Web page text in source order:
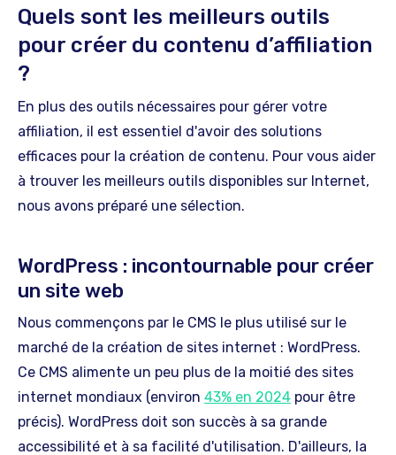
Quels sont les meilleurs outils
pour créer du contenu d’affiliation
?
En plus des outils nécessaires pour gérer votre
affiliation, il est essentiel d'avoir des solutions
efficaces pour la création de contenu. Pour vous aider
à trouver les meilleurs outils disponibles sur Internet,
nous avons préparé une sélection.
WordPress : incontournable pour créer
un site web
Nous commençons par le CMS le plus utilisé sur le
marché de la création de sites internet : WordPress.
Ce CMS alimente un peu plus de la moitié des sites
internet mondiaux (environ 43% en 2024 pour être
précis). WordPress doit son succès à sa grande
accessibilité et à sa facilité d'utilisation. D'ailleurs, la